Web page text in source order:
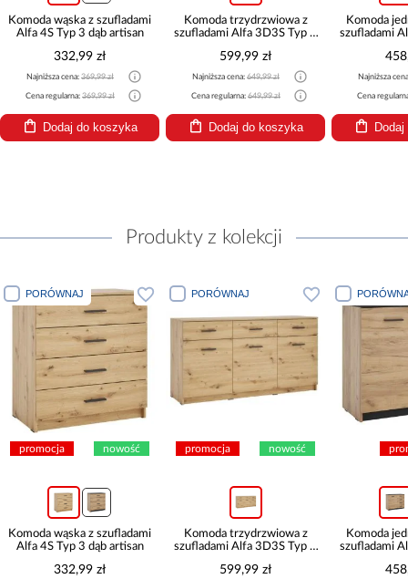
Komoda wąska z szufladami
Alfa 4S Typ 3 dąb artisan
332,99 zł
Najniższa cena: 369,99 zł
Cena regularna: 369,99 zł
Dodaj do koszyka
Komoda trzydrzwiowa z
szufladami Alfa 3D3S Typ 4
599,99 zł
Najniższa cena: 649,99 zł
Cena regularna: 649,99 zł
Dodaj do koszyka
Komoda
szufladami
Najniższa
Cena
Produkty z kolekcji
PORÓWNAJ
promocja nowość
Komoda wąska z szufladami
Alfa 4S Typ 3 dąb artisan
332,99 zł
PORÓWNAJ
promocja nowość
Komoda trzydrzwiowa z
szufladami Alfa 3D3S Typ 4
599,99 zł
Komoda
szufladami